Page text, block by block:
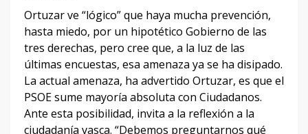
Ortuzar ve “lógico” que haya mucha prevención,
hasta miedo, por un hipotético Gobierno de las
tres derechas, pero cree que, a la luz de las
últimas encuestas, esa amenaza ya se ha disipado.
La actual amenaza, ha advertido Ortuzar, es que el
PSOE sume mayoría absoluta con Ciudadanos.
Ante esta posibilidad, invita a la reflexión a la
ciudadanía vasca. “Debemos preguntarnos qué